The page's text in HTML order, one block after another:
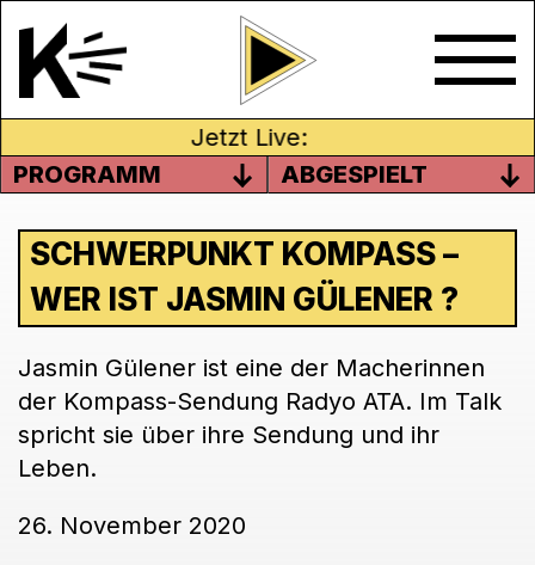
Jetzt Live:
PROGRAMM
ABGESPIELT
SCHWERPUNKT KOMPASS –
WER IST JASMIN GÜLENER ?
Jasmin Gülener ist eine der Macherinnen
der Kompass-Sendung Radyo ATA. Im Talk
spricht sie über ihre Sendung und ihr
Leben.
26. November 2020